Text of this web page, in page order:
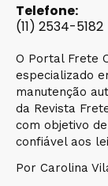
Telefone:
(11) 2534-5182
O Portal Frete
especializado
manutenção
da Revista
com objetivo
confiável aos
Por Carolina